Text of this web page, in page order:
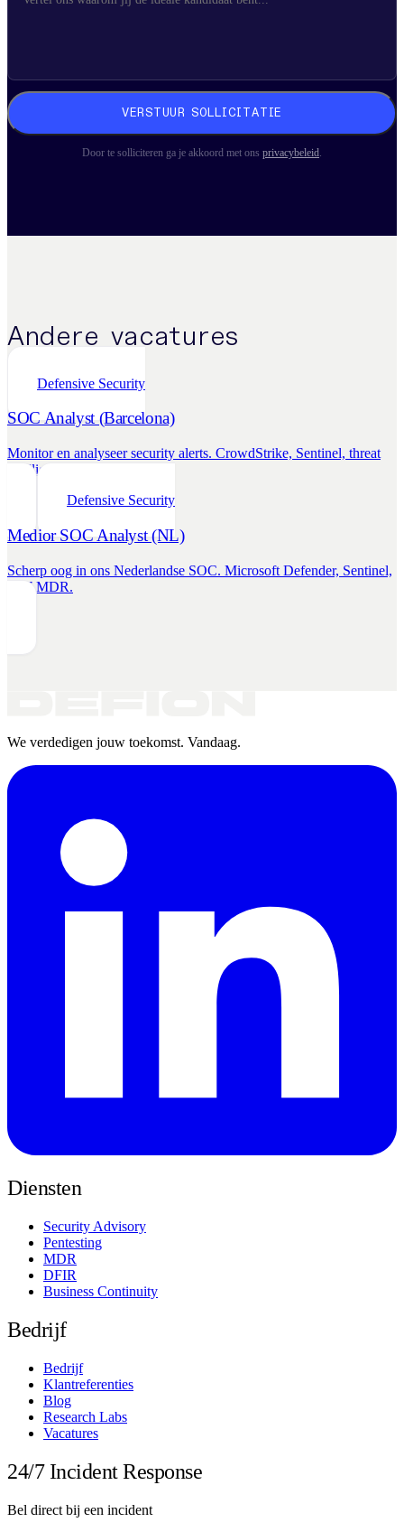
VERSTUUR SOLLICITATIE
Door te solliciteren ga je akkoord met ons privacybeleid.
Andere vacatures
Defensive Security
SOC Analyst (Barcelona)
Monitor en analyseer security alerts. CrowdStrike, Sentinel, threat
intelligence.
Defensive Security
Medior SOC Analyst (NL)
Scherp oog in ons Nederlandse SOC. Microsoft Defender, Sentinel,
24/7 MDR.
We verdedigen jouw toekomst. Vandaag.
Diensten
Security Advisory
Pentesting
MDR
DFIR
Business Continuity
Bedrijf
Bedrijf
Klantreferenties
Blog
Research Labs
Vacatures
24/7 Incident Response
Bel direct bij een incident